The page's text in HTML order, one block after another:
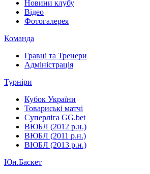
Новини клубу
Відео
Фотогалерея
Команда
Гравці та Тренери
Адміністрація
Турніри
Кубок України
Товариські матчі
Суперліга GG.bet
ВЮБЛ (2012 р.н.)
ВЮБЛ (2011 р.н.)
ВЮБЛ (2013 р.н.)
Юн.Баскет